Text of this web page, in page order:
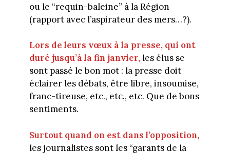
ou le “requin-baleine” à la Région
(rapport avec l’aspirateur des mers…?).
Lors de leurs vœux à la presse, qui ont
duré jusqu’à la fin janvier,les élus se
sont passé le bon mot : la presse doit
éclairer les débats, être libre, insoumise,
franc-tireuse, etc., etc., etc. Que de bons
sentiments.
Surtout quand on est dans l’opposition,
les journalistes sont les “garants de la